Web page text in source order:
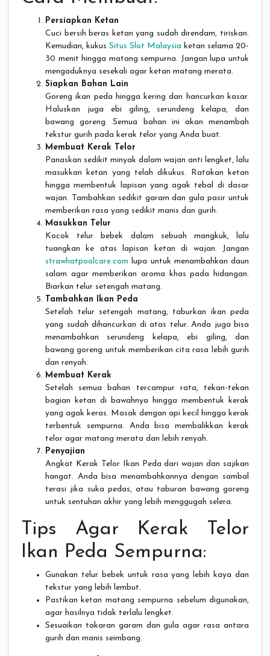
Persiapkan Ketan
Cuci bersih beras ketan yang sudah direndam, tiriskan.
Kemudian, kukus Situs Slot Malaysia ketan selama 20-
30 menit hingga matang sempurna. Jangan lupa untuk
mengaduknya sesekali agar ketan matang merata.
Siapkan Bahan Lain
Goreng ikan peda hingga kering dan hancurkan kasar.
Haluskan juga ebi giling, serundeng kelapa, dan
bawang goreng. Semua bahan ini akan menambah
tekstur gurih pada kerak telor yang Anda buat.
Membuat Kerak Telor
Panaskan sedikit minyak dalam wajan anti lengket, lalu
masukkan ketan yang telah dikukus. Ratakan ketan
hingga membentuk lapisan yang agak tebal di dasar
wajan. Tambahkan sedikit garam dan gula pasir untuk
memberikan rasa yang sedikit manis dan gurih.
Masukkan Telur
Kocok telur bebek dalam sebuah mangkuk, lalu
tuangkan ke atas lapisan ketan di wajan. Jangan
strawhatpoolcare.com lupa untuk menambahkan daun
salam agar memberikan aroma khas pada hidangan.
Biarkan telur setengah matang.
Tambahkan Ikan Peda
Setelah telur setengah matang, taburkan ikan peda
yang sudah dihancurkan di atas telur. Anda juga bisa
menambahkan serundeng kelapa, ebi giling, dan
bawang goreng untuk memberikan cita rasa lebih gurih
dan renyah.
Membuat Kerak
Setelah semua bahan tercampur rata, tekan-tekan
bagian ketan di bawahnya hingga membentuk kerak
yang agak keras. Masak dengan api kecil hingga kerak
terbentuk sempurna. Anda bisa membalikkan kerak
telor agar matang merata dan lebih renyah.
Penyajian
Angkat Kerak Telor Ikan Peda dari wajan dan sajikan
hangat. Anda bisa menambahkannya dengan sambal
terasi jika suka pedas, atau taburan bawang goreng
untuk sentuhan akhir yang lebih menggugah selera.
Tips Agar Kerak Telor
Ikan Peda Sempurna:
Gunakan telur bebek untuk rasa yang lebih kaya dan
tekstur yang lebih lembut.
Pastikan ketan matang sempurna sebelum digunakan,
agar hasilnya tidak terlalu lengket.
Sesuaikan takaran garam dan gula agar rasa antara
gurih dan manis seimbang.